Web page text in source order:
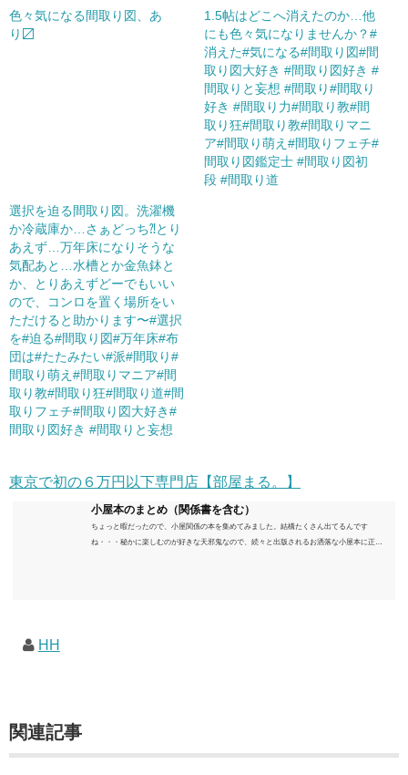
色々気になる間取り図、あ
り〼
1.5帖はどこへ消えたのか…他
にも色々気になりませんか？#
消えた#気になる#間取り図#間
取り図大好き #間取り図好き #
間取りと妄想 #間取り#間取り
好き #間取り力#間取り教#間
取り狂#間取り教#間取りマニ
ア#間取り萌え#間取りフェチ#
間取り図鑑定士 #間取り図初
段 #間取り道
選択を迫る間取り図。洗濯機
か冷蔵庫か…さぁどっち⁈とり
あえず…万年床になりそうな
気配あと…水槽とか金魚鉢と
か、とりあえずどーでもいい
ので、コンロを置く場所をい
ただけると助かります〜#選択
を#迫る#間取り図#万年床#布
団は#たたみたい#派#間取り#
間取り萌え#間取りマニア#間
取り教#間取り狂#間取り道#間
取りフェチ#間取り図大好き#
間取り図好き #間取りと妄想
東京で初の６万円以下専門店【部屋まる。】
小屋本のまとめ（関係書を含む）
ちょっと暇だったので、小屋関係の本を集めてみました。結構たくさん出てるんです
ね・・・秘かに楽しむのが好きな天邪鬼なので、続々と出版されるお洒落な小屋本に正直
HH
関連記事